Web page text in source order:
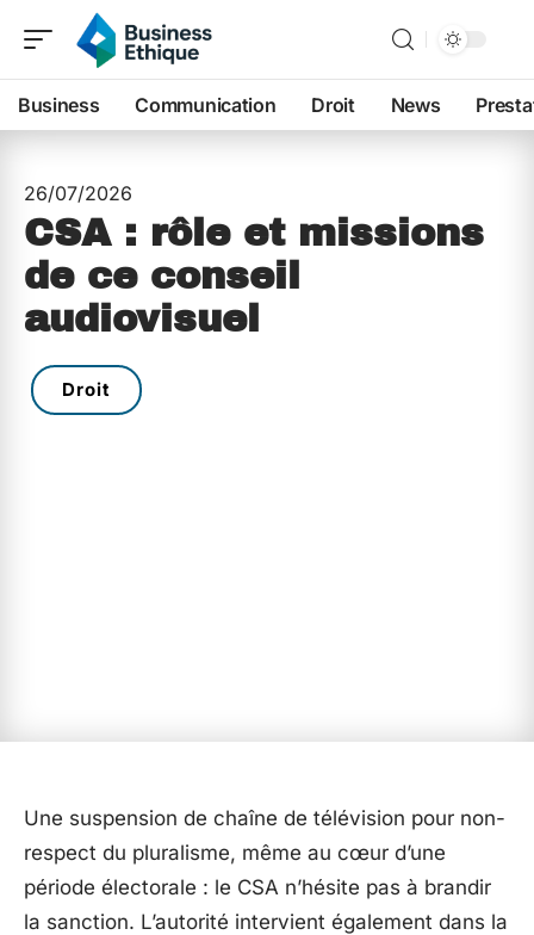
Business Communication Droit News
26/07/2026
CSA : rôle et missions
de ce conseil
audiovisuel
Droit
Une suspension de chaîne de télévision pour non-
respect du pluralisme, même au cœur d’une
période électorale : le CSA n’hésite pas à brandir
la sanction. L’autorité intervient également dans la